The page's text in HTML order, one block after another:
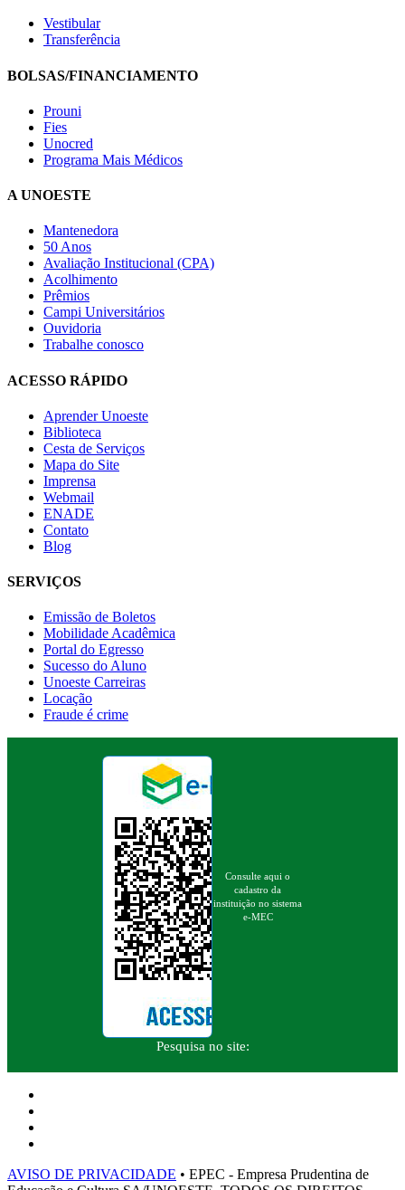
Vestibular
Transferência
BOLSAS/FINANCIAMENTO
Prouni
Fies
Unocred
Programa Mais Médicos
A UNOESTE
Mantenedora
50 Anos
Avaliação Institucional (CPA)
Acolhimento
Prêmios
Campi Universitários
Ouvidoria
Trabalhe conosco
ACESSO RÁPIDO
Aprender Unoeste
Biblioteca
Cesta de Serviços
Mapa do Site
Imprensa
Webmail
ENADE
Contato
Blog
SERVIÇOS
Emissão de Boletos
Mobilidade Acadêmica
Portal do Egresso
Sucesso do Aluno
Unoeste Carreiras
Locação
Fraude é crime
Consulte aqui o
cadastro da
instituição no sistema
e-MEC
Pesquisa no site:
AVISO DE PRIVACIDADE • EPEC - Empresa Prudentina de